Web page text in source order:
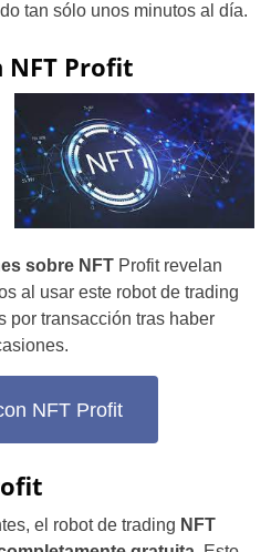
tan sólo unos minutos al día.
NFT Profit
sobre NFT Profit revelan
al usar este robot de trading
por transacción tras haber
NFT Profit
el robot de trading NFT